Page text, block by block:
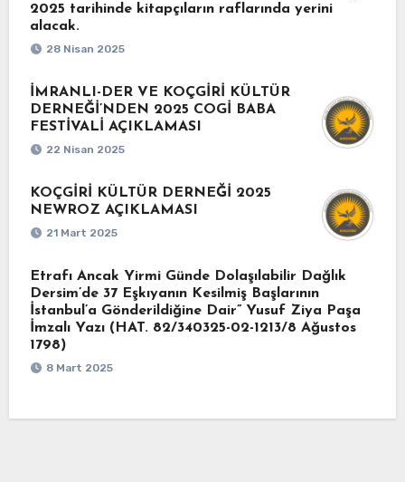
2025 tarihinde kitapçıların raflarında yerini
alacak.
28 Nisan 2025
İMRANLI-DER VE KOÇGİRİ KÜLTÜR
DERNEĞİ’NDEN 2025 COGİ BABA
FESTİVALİ AÇIKLAMASI
22 Nisan 2025
KOÇGİRİ KÜLTÜR DERNEĞİ 2025
NEWROZ AÇIKLAMASI
21 Mart 2025
Etrafı Ancak Yirmi Günde Dolaşılabilir Dağlık
Dersim’de 37 Eşkıyanın Kesilmiş Başlarının
İstanbul’a Gönderildiğine Dair” Yusuf Ziya Paşa
İmzalı Yazı (HAT. 82/340325-02-1213/8 Ağustos
1798)
8 Mart 2025